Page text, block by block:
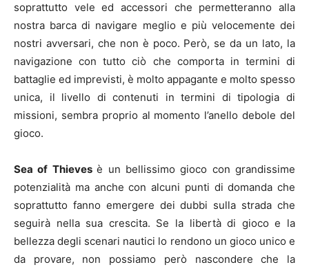
soprattutto vele ed accessori che permetteranno alla
nostra barca di navigare meglio e più velocemente dei
nostri avversari, che non è poco. Però, se da un lato, la
navigazione con tutto ciò che comporta in termini di
battaglie ed imprevisti, è molto appagante e molto spesso
unica, il livello di contenuti in termini di tipologia di
missioni, sembra proprio al momento l’anello debole del
gioco.
Sea of Thievesè un bellissimo gioco con grandissime
potenzialità ma anche con alcuni punti di domanda che
soprattutto fanno emergere dei dubbi sulla strada che
seguirà nella sua crescita. Se la libertà di gioco e la
bellezza degli scenari nautici lo rendono un gioco unico e
da provare, non possiamo però nascondere che la